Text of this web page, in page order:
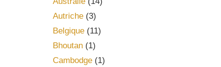
Autriche(3)
Belgique(11)
Bhoutan(1)
Cambodge(1)